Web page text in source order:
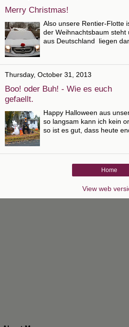
Merry Christmas!
Also unsere Rentier-Flotte
der Weihnachtsbaum steht
aus Deutschland liegen
Thursday, October 31, 2013
Boo! oder Buh! - Wie es euch
gefaellt.
Happy Halloween aus
so langsam kann ich kein
so ist es gut, dass heute
Home
View web